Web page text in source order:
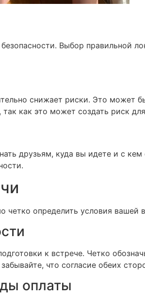
Выбор правильной
снижает риски. Это может
как это может создать риск
друзьям, куда вы идете и с
четко определить условия вашей
к встрече. Четко
что согласие обеих
оплаты